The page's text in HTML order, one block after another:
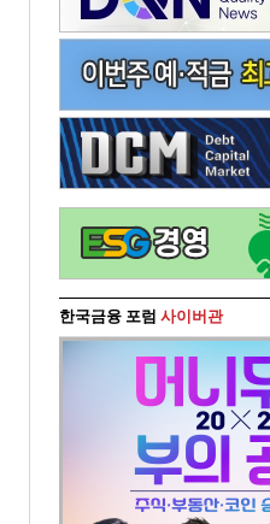
한국금융 포럼 사이버관